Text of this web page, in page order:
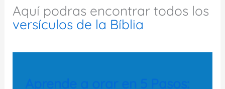
Aquí podras encontrar todos los
versículos de la Bíblia